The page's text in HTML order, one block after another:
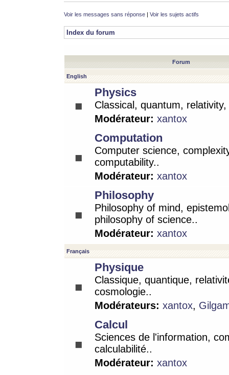
Voir les messages sans réponse | Voir les sujets actifs
Index du forum
Forum
English
Physics
Classical, quantum,
Modérateur: xantox
Computation
Computer science,
computability..
Modérateur: xantox
Philosophy
Philosophy of mind,
philosophy of science..
Modérateur: xantox
Français
Physique
Classique, quantique,
cosmologie..
Modérateurs: xantox,
Calcul
Sciences de l'information,
calculabilité..
Modérateur: xantox